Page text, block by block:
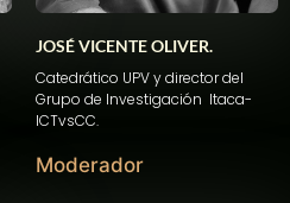
JOSÉ VICENTE OLIVER.
Catedrático UPV y director del
Grupo de Investigación Itaca-
ICTvsCC.
Moderador